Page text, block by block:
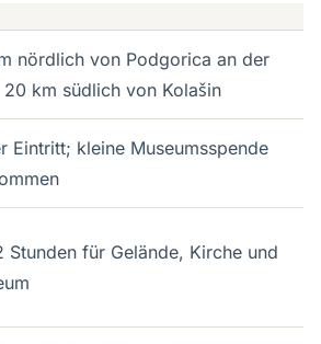
nördlich von Podgorica an der
20 km südlich von Kolašin
Eintritt; kleine Museumsspende
Stunden für Gelände, Kirche und